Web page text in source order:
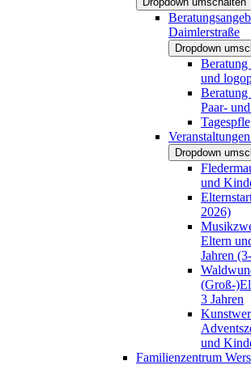
Daimlerstraße
Dropdown
Beratung
und
Beratung
Paar-
Dropdown
und
2026)
Eltern
Jahren
(Groß-
3 Jahren
und
Familienzentrum